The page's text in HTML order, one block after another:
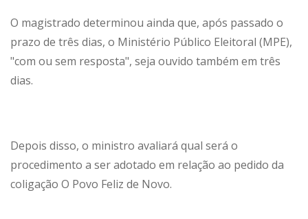
O magistrado determinou ainda que, após passado o
prazo de três dias, o Ministério Público Eleitoral (MPE),
"com ou sem resposta", seja ouvido também em três
dias.
Depois disso, o ministro avaliará qual será o
procedimento a ser adotado em relação ao pedido da
coligação O Povo Feliz de Novo.